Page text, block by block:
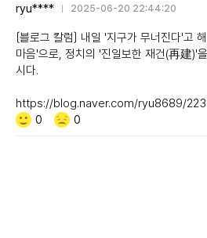
ryu**** 2025-06-20 22:44:20
〔블로그 칼럼〕 내일 '지구가 무너진다'고
마음'으로, 정치의 '진일보한 재건(再建)'
시다.
https://blog.naver.com/ryu8689/
Like/Dislike
공
0
비
0